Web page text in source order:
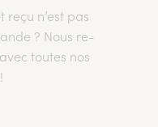
n’est pas
? Nous re-
toutes nos